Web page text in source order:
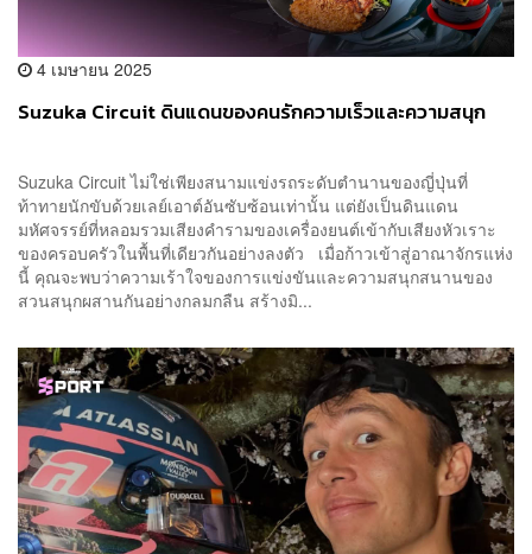
4 เมษายน 2025
Suzuka Circuit ดินแดนของคนรักความเร็วและความสนุก
Suzuka Circuit ไม่ใช่เพียงสนามแข่งรถระดับตำนานของญี่ปุ่นที่
ท้าทายนักขับด้วยเลย์เอาต์อันซับซ้อนเท่านั้น แต่ยังเป็นดินแดน
มหัศจรรย์ที่หลอมรวมเสียงคำรามของเครื่องยนต์เข้ากับเสียงหัวเราะ
ของครอบครัวในพื้นที่เดียวกันอย่างลงตัว เมื่อก้าวเข้าสู่อาณาจักรแห่ง
นี้ คุณจะพบว่าความเร้าใจของการแข่งขันและความสนุกสนานของ
สวนสนุกผสานกันอย่างกลมกลืน สร้างมิ...